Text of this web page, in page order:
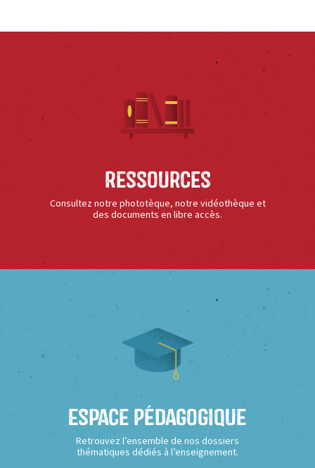
Ressources
Consultez notre phototèque, notre vidéothèque et
des documents en libre accès.
Espace Pédagogique
Retrouvez l’ensemble de nos dossiers
thématiques dédiés à l’enseignement.